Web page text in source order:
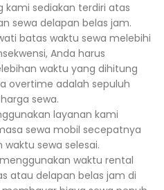
kami sediakan terdiri atas
sewa delapan belas jam.
batas waktu sewa melebihi
Anda harus
waktu yang dihitung
overtime adalah sepuluh
sewa.
layanan kami
sewa mobil secepatnya
sewa selesai.
waktu rental
atau delapan belas jam di